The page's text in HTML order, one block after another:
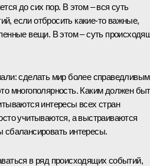
до сих пор. В этом – вся суть
если отбросить какие-то важные,
вещи. В этом – суть
сделать мир более
многополярность. Каким должен
интересы всех стран
учитываются, а выстраиваются
сбалансировать интересы.
в ряд происходящих событий,